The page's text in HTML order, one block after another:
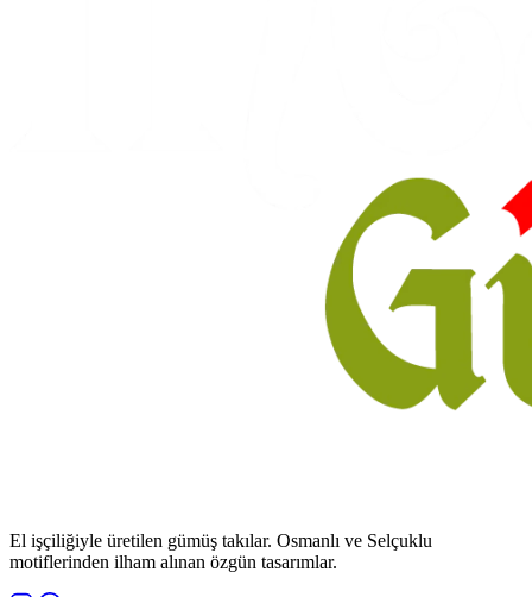
El işçiliğiyle üretilen gümüş takılar. Osmanlı ve Selçuklu
motiflerinden ilham alınan özgün tasarımlar.